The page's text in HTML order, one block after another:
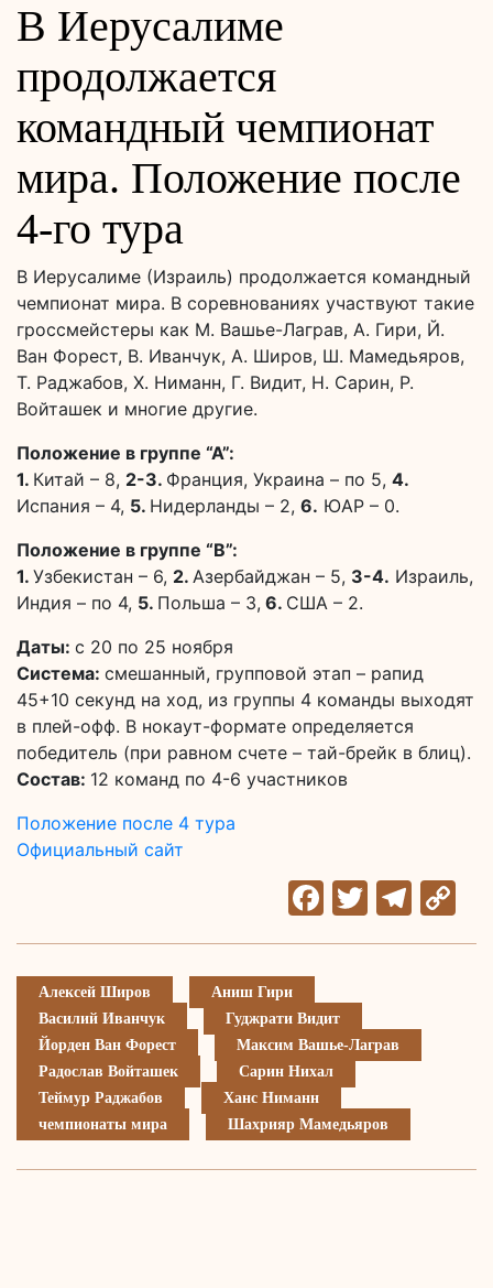
В Иерусалиме
продолжается
командный чемпионат
мира. Положение после
4-го тура
В Иерусалиме (Израиль) продолжается командный
чемпионат мира. В соревнованиях участвуют такие
гроссмейстеры как М. Вашье-Лаграв, А. Гири, Й.
Ван Форест, В. Иванчук, А. Широв, Ш. Мамедьяров,
Т. Раджабов, Х. Ниманн, Г. Видит, Н. Сарин, Р.
Войташек и многие другие.
Положение в группе “А”:
1. Китай – 8, 2-3. Франция, Украина – по 5, 4.
Испания – 4, 5. Нидерланды – 2, 6. ЮАР – 0.
Положение в группе “B”:
1. Узбекистан – 6, 2. Азербайджан – 5, 3-4. Израиль,
Индия – по 4, 5. Польша – 3, 6. США – 2.
Даты: с 20 по 25 ноября
Система: смешанный, групповой этап – рапид
45+10 секунд на ход, из группы 4 команды выходят
в плей-офф. В нокаут-формате определяется
победитель (при равном счете – тай-брейк в блиц).
Состав: 12 команд по 4-6 участников
Положение после 4 тура
Официальный сайт
Facebook
Twitter
Алексей Широв
Аниш Гири
Василий Иванчук
Гуджрати Видит
Йорден Ван Форест
Максим Вашье-Лаграв
Радослав Войташек
Сарин Нихал
Теймур Раджабов
Ханс Ниманн
чемпионаты мира
Шахрияр Мамедьяров